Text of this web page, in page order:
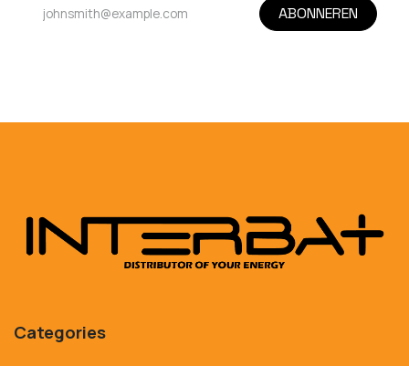
ABONNEREN
Categories